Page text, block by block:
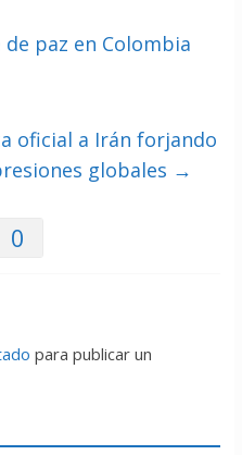
paz en Colombia
oficial a Irán forjando
globales →
0
para publicar un